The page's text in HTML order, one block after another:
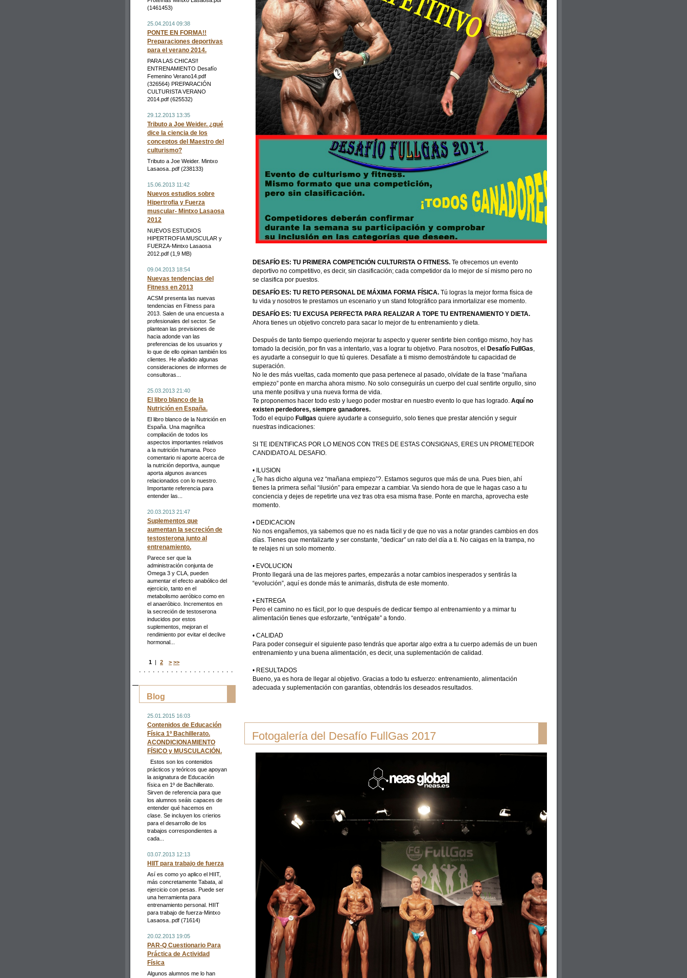
DESAFÍO ES: TU PRIMERA COMPETICIÓN CULTURISTA O FITNESS. Te ofrecemos un evento
deportivo no competitivo, es decir, sin clasificación; cada competidor da lo mejor de sí mismo pero no
se clasifica por puestos.
DESAFÍO ES: TU RETO PERSONAL DE MÁXIMA FORMA FÍSICA. Tú logras la mejor forma física de
tu vida y nosotros te prestamos un escenario y un stand fotográfico para inmortalizar ese momento.
DESAFÍO ES: TU EXCUSA PERFECTA PARA REALIZAR A TOPE TU ENTRENAMIENTO Y DIETA.
Ahora tienes un objetivo concreto para sacar lo mejor de tu entrenamiento y dieta.
Después de tanto tiempo queriendo mejorar tu aspecto y querer sentirte bien contigo mismo, hoy has
tomado la decisión, por fin vas a intentarlo, vas a lograr tu objetivo. Para nosotros, el Desafío FullGas
es ayudarte a conseguir lo que tú quieres. Desafíate a ti mismo demostrándote tu capacidad de
superación.
No le des más vueltas, cada momento que pasa pertenece al pasado, olvídate de la frase “mañana
empiezo” ponte en marcha ahora mismo. No solo conseguirás un cuerpo del cual sentirte orgullo, sino
una mente positiva y una nueva forma de vida.
Te proponemos hacer todo esto y luego poder mostrar en nuestro evento lo que has logrado. Aquí no
existen perdedores, siempre ganadores.
Todo el equipo Fullgas quiere ayudarte a conseguirlo, solo tienes que prestar atención y seguir
nuestras indicaciones:
SI TE IDENTIFICAS POR LO MENOS CON TRES DE ESTAS CONSIGNAS, ERES UN PROMETEDOR
CANDIDATO AL DESAFIO.
• ILUSION
¿Te has dicho alguna vez “mañana empiezo”?. Estamos seguros que más de una. Pues bien, ahí
tienes la primera señal “ilusión” para empezar a cambiar. Va siendo hora de que le hagas caso a tu
conciencia y dejes de repetirte una vez tras otra esa misma frase. Ponte en marcha, aprovecha este
momento.
• DEDICACION
No nos engañemos, ya sabemos que no es nada fácil y de que no vas a notar grandes cambios en dos
días. Tienes que mentalizarte y ser constante, “dedicar” un rato del día a ti. No caigas en la trampa, no
te relajes ni un solo momento.
• EVOLUCION
Pronto llegará una de las mejores partes, empezarás a notar cambios inesperados y sentirás la
“evolución”, aquí es donde más te animarás, disfruta de este momento.
• ENTREGA
Pero el camino no es fácil, por lo que después de dedicar tiempo al entrenamiento y a mimar tu
alimentación tienes que esforzarte, “entrégate” a fondo.
• CALIDAD
Para poder conseguir el siguiente paso tendrás que aportar algo extra a tu cuerpo además de un buen
entrenamiento y una buena alimentación, es decir, una suplementación de calidad.
• RESULTADOS
Bueno, ya es hora de llegar al objetivo. Gracias a todo tu esfuerzo: entrenamiento, alimentación
adecuada y suplementación con garantías, obtendrás los deseados resultados.
Fotogalería del Desafío FullGas 2017
(1461453)
25.04.2014 09:38
PONTE EN FORMA!!
Preparaciones deportivas
para el verano 2014.
PARA LAS CHICAS!!
ENTRENAMIENTO Desafío
Femenino Verano14.pdf
(326564) PREPARACIÓN
CULTURISTA VERANO
2014.pdf (625532)
29.12.2013 13:35
Tributo a Joe Weider. ¿qué
dice la ciencia de los
conceptos del Maestro del
culturismo?
Tributo a Joe Weider. Mintxo
Lasaosa..pdf (238133)
15.06.2013 11:42
Nuevos estudios sobre
Hipertrofia y Fuerza
muscular- Mintxo Lasaosa
2012
NUEVOS ESTUDIOS
HIPERTROFIA MUSCULAR y
FUERZA-Mintxo Lasaosa
2012.pdf (1,9 MB)
09.04.2013 18:54
Nuevas tendencias del
Fitness en 2013
ACSM presenta las nuevas
tendencias en Fitness para
2013. Salen de una encuesta a
profesionales del sector. Se
plantean las previsiones de
hacia adonde van las
preferencias de los usuarios y
lo que de ello opinan también los
clientes. He añadido algunas
consideraciones de informes de
consultoras...
25.03.2013 21:40
El libro blanco de la
Nutrición en España.
El libro blanco de la Nutrición en
España. Una magnífica
compilación de todos los
aspectos importantes relativos
a la nutrición humana. Poco
comentario ni aporte acerca de
la nutrición deportiva, aunque
aporta algunos avances
relacionados con lo nuestro.
Importante referencia para
entender las...
20.03.2013 21:47
Suplementos que
aumentan la secreción de
testosterona junto al
entrenamiento.
Parece ser que la
administración conjunta de
Omega 3 y CLA, pueden
aumentar el efecto anabólico del
ejercicio, tanto en el
metabolismo aeróbico como en
el anaeróbico. Incrementos en
la secreción de testoserona
inducidos por estos
suplementos, mejoran el
rendimiento por evitar el declive
hormonal...
1 | 2 > >>
Blog
25.01.2015 16:03
Contenidos de Educación
Física 1º Bachillerato.
ACONDICIONAMIENTO
FÍSICO y MUSCULACIÓN.
Estos son los contenidos
prácticos y teóricos que apoyan
la asignatura de Educación
física en 1º de Bachillerato.
Sirven de referencia para que
los alumnos seáis capaces de
entender qué hacemos en
clase. Se incluyen los crierios
para el desarrollo de los
trabajos correspondientes a
cada...
03.07.2013 12:13
HIIT para trabajo de fuerza
Así es como yo aplico el HIIT,
más concretamente Tabata, al
ejercicio con pesas. Puede ser
una herramienta para
entrenamiento personal. HIIT
para trabajo de fuerza-Mintxo
Lasaosa..pdf (71614)
20.02.2013 19:05
PAR-Q Cuestionario Para
Práctica de Actividad
Física
Algunos alumnos me lo han